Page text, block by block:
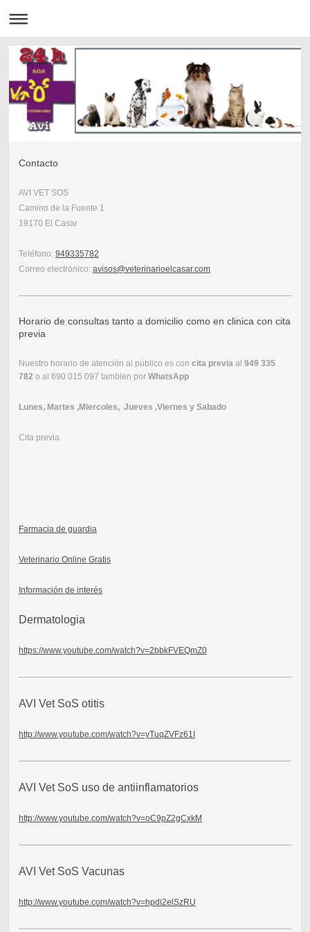
Contacto
AVI VET SOS
Camino de la Fuente 1
19170 El Casar
Teléfono: 949335782
Correo electrónico: avisos@veterinarioelcasar.com
Horario de consultas tanto a domicilio como en clinica con cita
previa
Nuestro horario de atención al público es con cita previa al 949 335
782 o al 690 015 097 tambien por WhatsApp
Lunes, Martes ,Miercoles, Jueves ,Viernes y Sabado
Cita previa
Farmacia de guardia
Veterinario Online Gratis
Información de interés
Dermatologia
https://www.youtube.com/watch?v=2bbkFVEQmZ0
AVI Vet SoS otitis
http://www.youtube.com/watch?v=yTuqZVFz61I
AVI Vet SoS uso de antiinflamatorios
http://www.youtube.com/watch?v=oC9pZ2gCxkM
AVI Vet SoS Vacunas
http://www.youtube.com/watch?v=hpdi2elSzRU